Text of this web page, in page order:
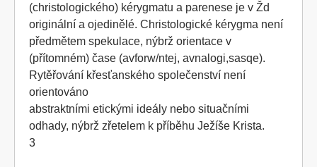
(christologického) kérygmatu a parenese je v Žd
originální a ojedinělé. Christologické kérygma není
předmětem spekulace, nýbrž orientace v
(přítomném) čase (avforw/ntej, avnalogi,sasqe).
Rytěřování křesťanského společenství není
orientováno
abstraktními etickými ideály nebo situačními
odhady, nýbrž zřetelem k příběhu Ježíše Krista.
3